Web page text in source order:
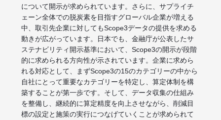
について開示が求められています。さらに、サプライチ
ェーン全体での脱炭素を目指すグローバル企業が増える
中、取引先企業に対してもScope3データの提供を求める
動きが広がっています。日本でも、金融庁が公表したサ
ステナビリティ開示基準において、Scope3の開示が段階
的に求められる方向性が示されています。企業に求めら
れる対応として、まずScope3の15のカテゴリーの中から
自社にとって重要なカテゴリーを特定し、算定体制を構
築することが第一歩です。そして、データ収集の仕組み
を整備し、継続的に算定精度を向上させながら、削減目
標の設定と施策の実行につなげていくことが求められて